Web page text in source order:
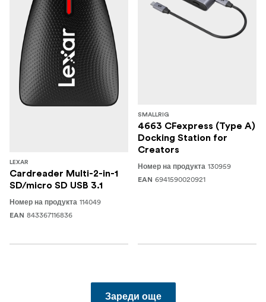
LEXAR
Cardreader Multi-2-in-1
SD/micro SD USB 3.1
Номер на продукта 114049
EAN 843367116836
SMALLRIG
4663 CFexpress (Type A)
Docking Station for
Creators
Номер на продукта 130959
EAN 6941590020921
Зареди още